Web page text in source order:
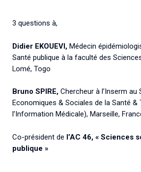
Collaboration avec les acteurs
Cellule Émergence mpox
en RDC, elle reste active suite à des
La Réunion.
Retrouvez toutes les cellules
inactives.
3 questions à,
Didier EKOUEVI, Médecin
Santé publique à la faculté des
Lomé, Togo
Bruno SPIRE, Chercheur à l’Inserm au
Economiques & Sociales de la Santé &
l’Information Médicale), Marseille,
Co-président de l’AC 46, « Sciences
publique »